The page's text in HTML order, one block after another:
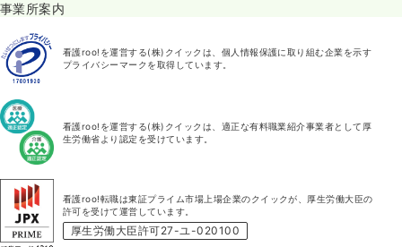
事業所案内
看護roo!を運営する(株)クイックは、個人情報保護に取り組む企業を示す
プライバシーマークを取得しています。
看護roo!を運営する(株)クイックは、適正な有料職業紹介事業者として厚
生労働省より認定を受けています。
看護roo!転職は東証プライム市場上場企業のクイックが、厚生労働大臣の
許可を受けて運営しています。
厚生労働大臣許可27-ユ-020100